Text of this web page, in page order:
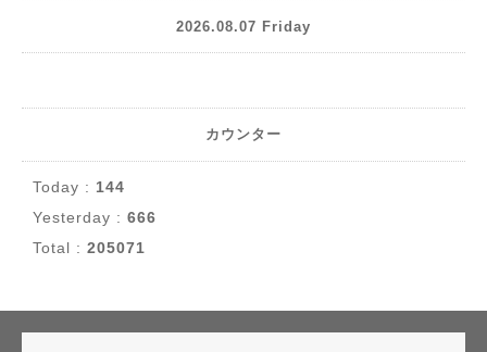
2026.08.07 Friday
カウンター
Today : 144
Yesterday : 666
Total : 205071